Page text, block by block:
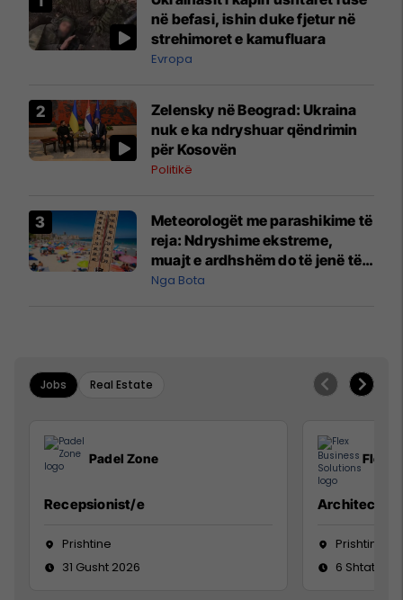
në befasi, ishin duke fjetur në
strehimoret e kamufluara
Evropa
Zelensky në Beograd: Ukraina
nuk e ka ndryshuar qëndrimin
për Kosovën
Politikë
Meteorologët me parashikime të
reja: Ndryshime ekstreme,
muajt e ardhshëm do të jenë të
pazakontë
Nga Bota
Jobs Real Estate
Padel Zone
Recepsionist/e
Prishtine
31 Gusht 2026
Flex
Architect
Prishtinë
6 Shtator